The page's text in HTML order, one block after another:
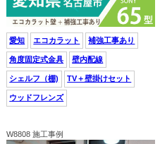
愛知 エコカラット 補強工事あり
角度固定式金具 壁内配線
シェルフ（棚) TV＋壁掛けセット
ウッドフレンズ
W8808 施工事例